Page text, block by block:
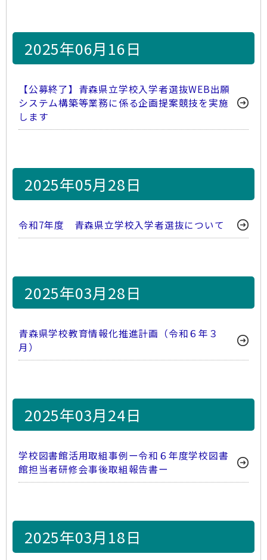
2025年06月16日
【公募終了】青森県立学校入学者選抜WEB出願
システム構築等業務に係る企画提案競技を実施
します
2025年05月28日
令和7年度 青森県立学校入学者選抜について
2025年03月28日
青森県学校教育情報化推進計画（令和６年３
月）
2025年03月24日
学校図書館活用取組事例ー令和６年度学校図書
館担当者研修会事後取組報告書ー
2025年03月18日